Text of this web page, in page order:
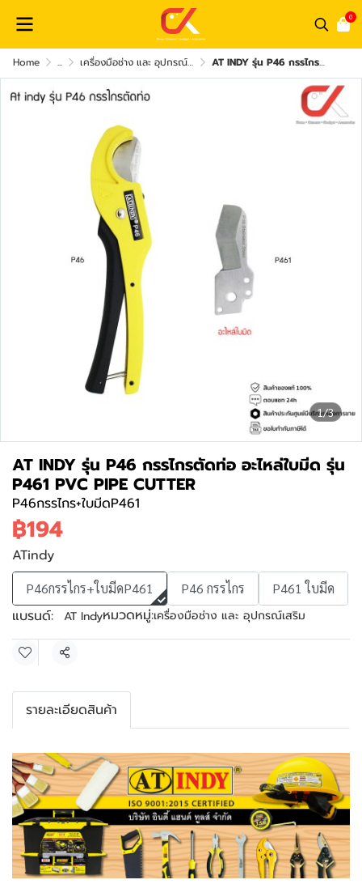
0
Home ... เครื่องมือช่าง และ อุปกรณ์เสริม AT INDY รุ่น P46 กรรไกรตัดท่อ อะไหล่ใบมีด รุ่น P461 PVC PIPE CUTTER
1/3
AT INDY รุ่น P46 กรรไกรตัดท่อ อะไหล่ใบมีด รุ่น
P461 PVC PIPE CUTTER
P46กรรไกร+ใบมีดP461
฿194
ATindy
P46กรรไกร+ใบมีดP461 P46 กรรไกร P461 ใบมีด
แบรนด์: AT Indyหมวดหมู่:เครื่องมือช่าง และ อุปกรณ์เสริม
แชร์
รายละเอียดสินค้า